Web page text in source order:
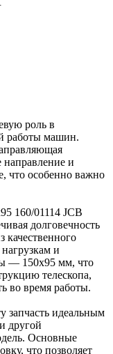
роль в
работы машин.
направление и
что особенно важно
160/01114 JCB
долговечность
качественного
и
— 150x95 мм, что
телескопа,
во время работы.
запчасть идеальным
другой
Основные
что позволяет